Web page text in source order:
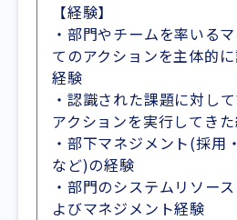
【経験】
・部門やチームを率いる
てのアクションを主体的
経験
・認識された課題に対し
アクションを実行してき
・部下マネジメント(採用
など)の経験
・部門のシステムリソー
よびマネジメント経験